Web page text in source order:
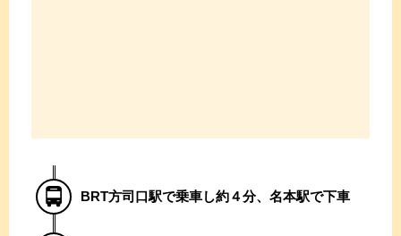
BRT方司口駅で乗車し約４分、名本駅で下車